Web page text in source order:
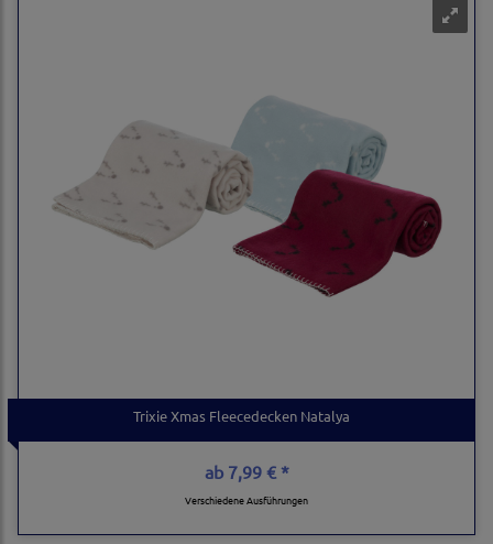
Trixie Xmas Fleecedecken Natalya
ab7,99 € *
Verschiedene Ausführungen